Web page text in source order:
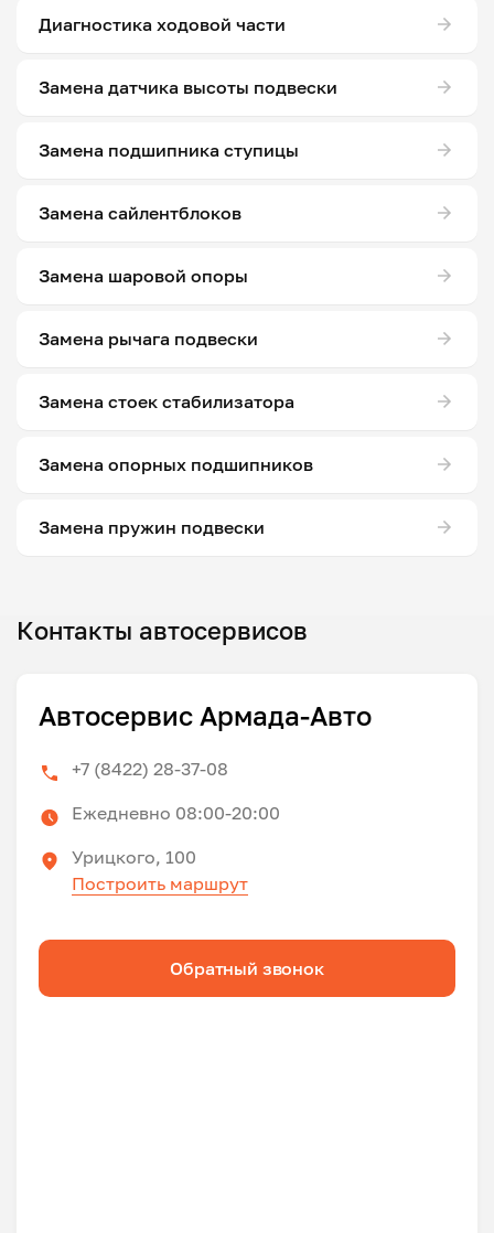
Диагностика ходовой части
Замена датчика высоты подвески
Замена подшипника ступицы
Замена сайлентблоков
Замена шаровой опоры
Замена рычага подвески
Замена стоек стабилизатора
Замена опорных подшипников
Замена пружин подвески
Контакты автосервисов
Автосервис Армада-Авто
+7 (8422) 28-37-08
Ежедневно 08:00-20:00
Урицкого, 100
Построить маршрут
Обратный звонок